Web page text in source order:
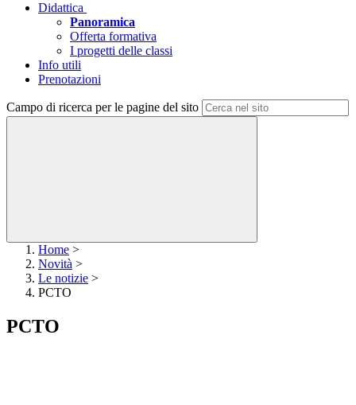
Didattica
Panoramica
Offerta formativa
I progetti delle classi
Info utili
Prenotazioni
Campo di ricerca per le pagine del sito
Home >
Novità >
Le notizie >
PCTO
PCTO